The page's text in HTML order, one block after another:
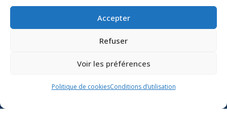
Accepter
Refuser
Voir les préférences
Politique de cookiesConditions d’utilisation
Soutien scolaire
Formation
ministère de l’Éducation sur